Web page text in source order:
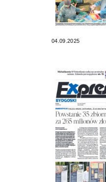
04.09.2025